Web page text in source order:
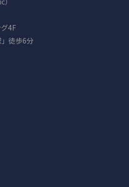
4F
徒歩6分